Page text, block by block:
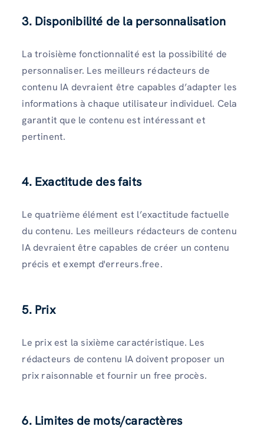
3. Disponibilité de la personnalisation
La troisième fonctionnalité est la possibilité de
personnaliser. Les meilleurs rédacteurs de
contenu IA devraient être capables d’adapter les
informations à chaque utilisateur individuel. Cela
garantit que le contenu est intéressant et
pertinent.
4. Exactitude des faits
Le quatrième élément est l’exactitude factuelle
du contenu. Les meilleurs rédacteurs de contenu
IA devraient être capables de créer un contenu
précis et exempt d'erreurs.free.
5. Prix
Le prix est la sixième caractéristique. Les
rédacteurs de contenu IA doivent proposer un
prix raisonnable et fournir un free procès.
6. Limites de mots/caractères